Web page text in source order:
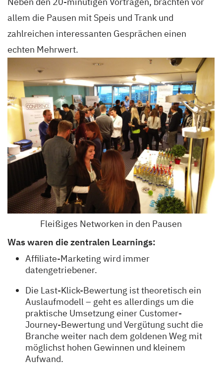
allem die Pausen mit Speis und Trank und
zahlreichen interessanten Gesprächen einen
echten Mehrwert.
Fleißiges Networken in den Pausen
Was waren die zentralen Learnings:
Affiliate-Marketing wird immer
datengetriebener.
Die Last-Klick-Bewertung ist theoretisch ein
Auslaufmodell – geht es allerdings um die
praktische Umsetzung einer Customer-
Journey-Bewertung und Vergütung sucht die
Branche weiter nach dem goldenen Weg mit
möglichst hohen Gewinnen und kleinem
Aufwand.